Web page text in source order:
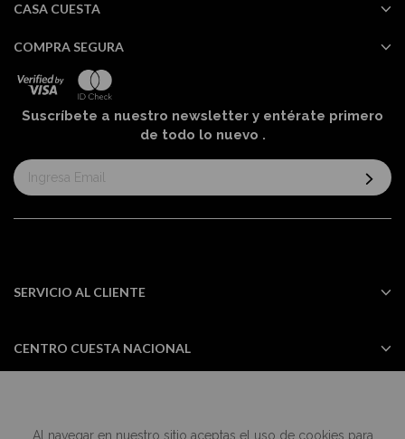
Al navegar en nuestro sitio aceptas el uso de cookies para
CASA CUESTA
COMPRA SEGURA
Suscríbete a nuestro newsletter y entérate primero
de todo lo nuevo .
Suscríbase
al
informativo:
SERVICIO AL CLIENTE
CENTRO CUESTA NACIONAL